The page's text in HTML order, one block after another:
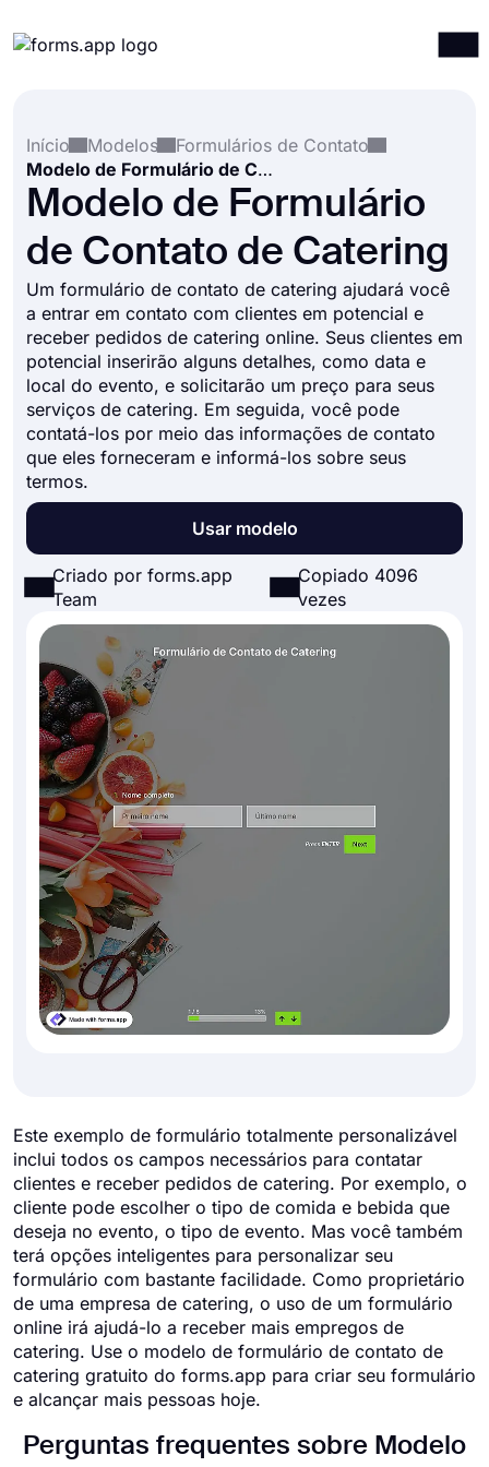
Integrações
Modelos
Recursos
Início
Modelos
Formulários de Contato
Modelo de Formulário de Contato de Catering
Modelo de Formulário
de Contato de Catering
Um formulário de contato de catering ajudará você
a entrar em contato com clientes em potencial e
receber pedidos de catering online. Seus clientes em
potencial inserirão alguns detalhes, como data e
local do evento, e solicitarão um preço para seus
serviços de catering. Em seguida, você pode
contatá-los por meio das informações de contato
que eles forneceram e informá-los sobre seus
termos.
Usar modelo
Criado por forms.app
Team
Copiado 4096
vezes
Este exemplo de formulário totalmente personalizável
inclui todos os campos necessários para contatar
clientes e receber pedidos de catering. Por exemplo, o
cliente pode escolher o tipo de comida e bebida que
deseja no evento, o tipo de evento. Mas você também
terá opções inteligentes para personalizar seu
formulário com bastante facilidade. Como proprietário
de uma empresa de catering, o uso de um formulário
online irá ajudá-lo a receber mais empregos de
catering. Use o modelo de formulário de contato de
catering gratuito do forms.app para criar seu formulário
e alcançar mais pessoas hoje.
Perguntas frequentes sobre Modelo